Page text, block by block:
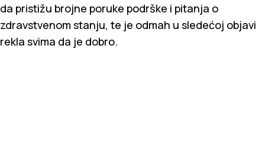
da pristižu brojne poruke podrške i pitanja o
zdravstvenom stanju, te je odmah u sledećoj objavi
rekla svima da je dobro.